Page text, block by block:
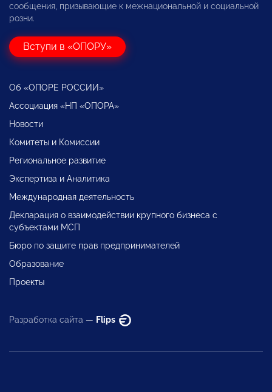
сообщения, призывающие к межнациональной и социальной
розни.
Вступи в «ОПОРУ»
Об «ОПОРЕ РОССИИ»
Ассоциация «НП «ОПОРА»
Новости
Комитеты и Комиссии
Региональное развитие
Экспертиза и Аналитика
Международная деятельность
Декларация о взаимодействии крупного бизнеса с
субъектами МСП
Бюро по защите прав предпринимателей
Образование
Проекты
Разработка сайта — Flips